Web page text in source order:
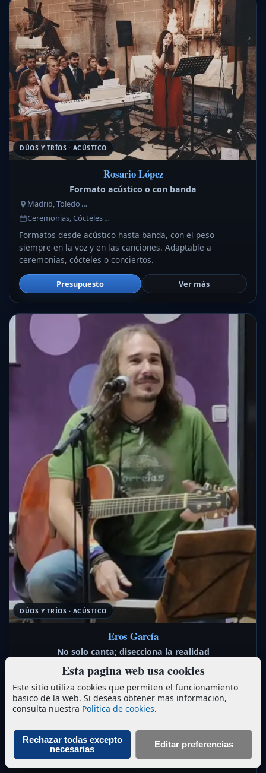
DÚOS Y TRÍOS · ACÚSTICO
Rosario López
Formato acústico o con banda
Madrid, Toledo …
Ceremonias, Cócteles …
Formatos desde acústico hasta banda, con el peso
siempre en la voz y en las canciones. Adaptable a
ceremonias, cócteles o conciertos.
Presupuesto Ver más
DÚOS Y TRÍOS · ACÚSTICO
Eros García
No solo canta; disecciona la realidad
Madrid, Toledo …
Restaurantes y hoteles, Cócteles …
Con una propuesta que se aleja de la complacencia, este
cantautor fusiona la canción de autor más visceral con
espíritu profundamente revolucionario. Su música es un
espejo de las pasiones humanas, donde lo social y lo
íntimo se encuentran y fusionan.
Esta pagina web usa cookies
Este sitio utiliza cookies que permiten el funcionamiento
basico de la web. Si deseas obtener mas informacion,
consulta nuestra Politica de cookies.
Rechazar todas excepto
necesarias
Editar preferencias